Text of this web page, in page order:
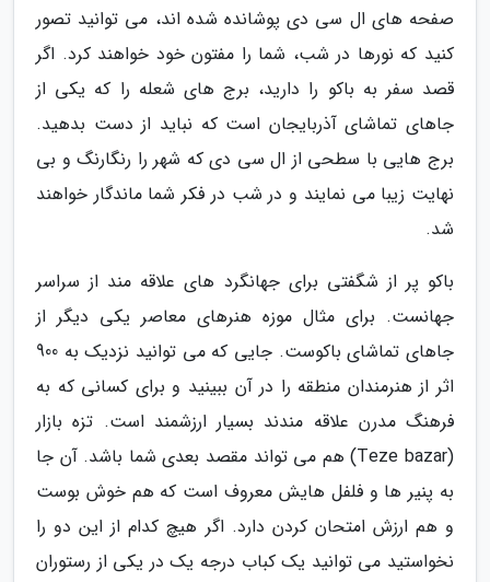
صفحه های ال سی دی پوشانده شده اند، می توانید تصور
کنید که نورها در شب، شما را مفتون خود خواهند کرد. اگر
قصد سفر به باکو را دارید، برج های شعله را که یکی از
جاهای تماشای آذربایجان است که نباید از دست بدهید.
برج هایی با سطحی از ال سی دی که شهر را رنگارنگ و بی
نهایت زیبا می نمایند و در شب در فکر شما ماندگار خواهند
شد.
باکو پر از شگفتی برای جهانگرد های علاقه مند از سراسر
جهانست. برای مثال موزه هنرهای معاصر یکی دیگر از
جاهای تماشای باکوست. جایی که می توانید نزدیک به 900
اثر از هنرمندان منطقه را در آن ببینید و برای کسانی که به
فرهنگ مدرن علاقه مندند بسیار ارزشمند است. تزه بازار
(Teze bazar) هم می تواند مقصد بعدی شما باشد. آن جا
به پنیر ها و فلفل هایش معروف است که هم خوش بوست
و هم ارزش امتحان کردن دارد. اگر هیچ کدام از این دو را
نخواستید می توانید یک کباب درجه یک در یکی از رستوران